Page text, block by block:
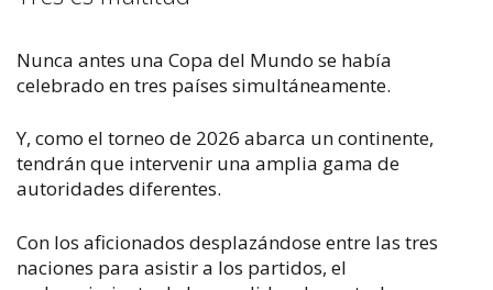
Nunca antes una Copa del Mundo se había
celebrado en tres países simultáneamente.
Y, como el torneo de 2026 abarca un continente,
tendrán que intervenir una amplia gama de
autoridades diferentes.
Con los aficionados desplazándose entre las tres
naciones para asistir a los partidos, el